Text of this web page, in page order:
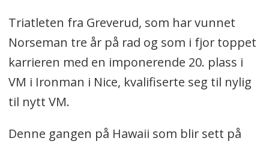
Triatleten fra Greverud, som har vunnet
Norseman tre år på rad og som i fjor toppet
karrieren med en imponerende 20. plass i
VM i Ironman i Nice, kvalifiserte seg til nylig
til nytt VM.
Denne gangen på Hawaii som blir sett på